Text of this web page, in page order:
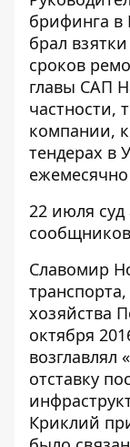
брифинга в
брал
сроков
главы САП
частности,
компании,
тендерах в
22 июля
сообщников
Славомир
хозяйства
октября
возглавлял
отставку
Криклий